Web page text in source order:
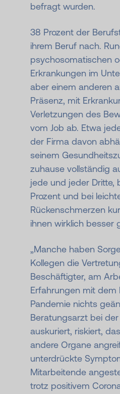
befragt wurden.
38 Prozent der
ihrem Beruf nach.
psychosomatischen
Erkrankungen im
aber einem anderen
Präsenz, mit
Verletzungen des
vom Job ab. Etwa
der Firma davon
seinem
zuhause vollständig
jede und jeder Dritte,
Prozent und bei
Rückenschmerzen
ihnen wirklich besser
„Manche haben
Kollegen die
Beschäftigter, am
Erfahrungen mit
Pandemie nichts
Beratungsarzt bei der
auskuriert, riskiert,
andere Organe
unterdrückte
Mitarbeitende
trotz positivem